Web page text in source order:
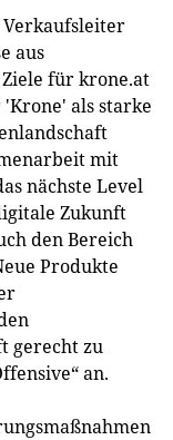
aus
für krone.at
als starke
mit
nächste Level
Zukunft
den Bereich
Produkte
gerecht zu
an.